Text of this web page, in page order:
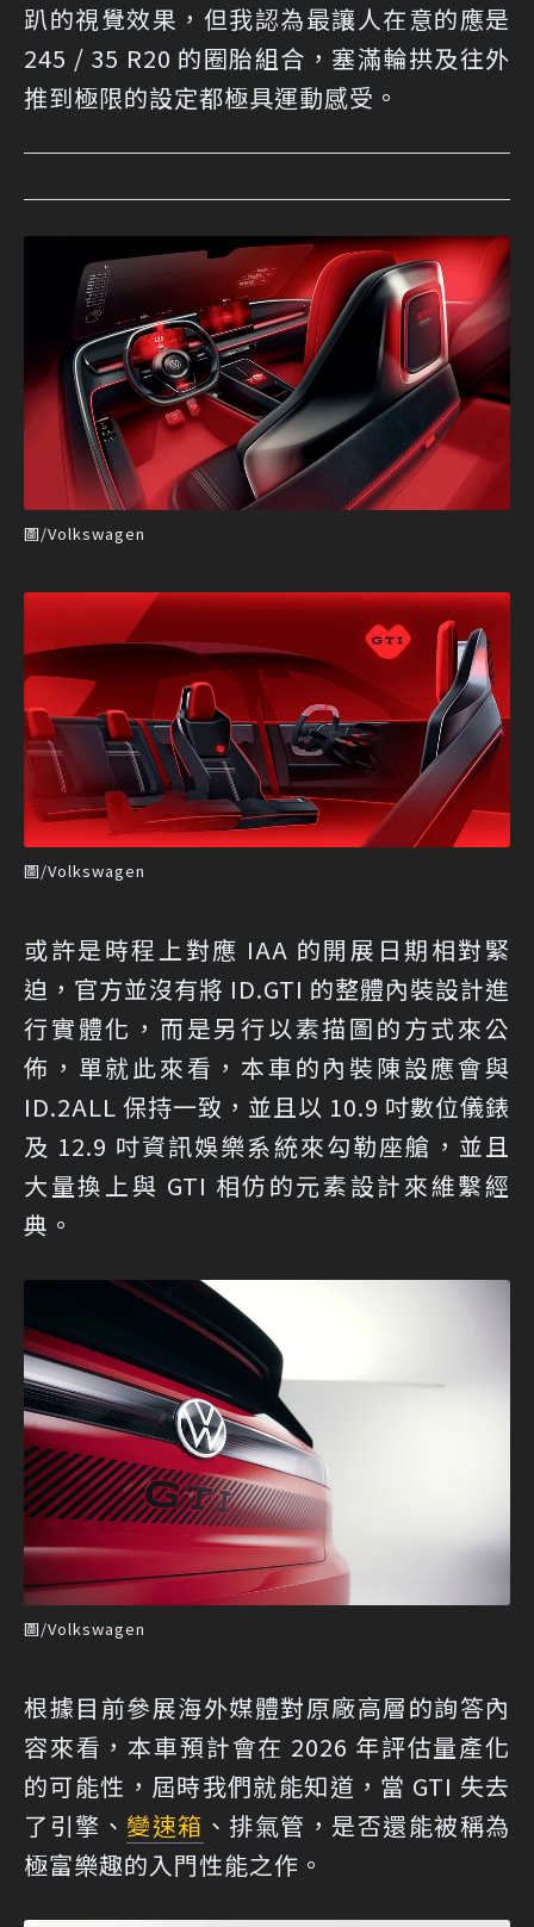
趴的視覺效果，但我認為最讓人在意的應是
245 / 35 R20 的圈胎組合，塞滿輪拱及往外
推到極限的設定都極具運動感受。
圖/Volkswagen
圖/Volkswagen
或許是時程上對應 IAA 的開展日期相對緊
迫，官方並沒有將 ID.GTI 的整體內裝設計進
行實體化，而是另行以素描圖的方式來公
佈，單就此來看，本車的內裝陳設應會與
ID.2ALL 保持一致，並且以 10.9 吋數位儀錶
及 12.9 吋資訊娛樂系統來勾勒座艙，並且
大量換上與 GTI 相仿的元素設計來維繫經
典。
圖/Volkswagen
根據目前參展海外媒體對原廠高層的詢答內
容來看，本車預計會在 2026 年評估量產化
的可能性，屆時我們就能知道，當 GTI 失去
了引擎、 變速箱 、排氣管，是否還能被稱為
極富樂趣的入門性能之作。